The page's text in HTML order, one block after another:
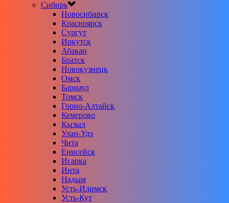
Сибирь
Новосибирск
Красноярск
Сургут
Иркутск
Абакан
Братск
Новокузнецк
Омск
Барнаул
Томск
Горно-Алтайск
Кемерово
Кызыл
Улан-Удэ
Чита
Енисейск
Игарка
Инта
Надым
Усть-Илимск
Усть-Кут